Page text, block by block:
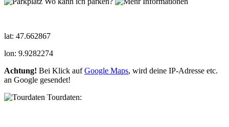
lat: 47.662867
lon: 9.9282274
Achtung! Bei Klick aufGoogle Maps, wird deine IP-Adresse etc.
an Google gesendet!
Tourdaten: